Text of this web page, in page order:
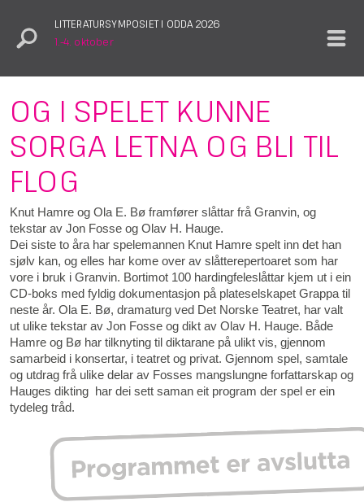
LITTERATURSYMPOSIET I ODDA 2026
1.–4. oktober
OG I SPELET KUNNE
SORGA LETNA OG BLI TIL
FLOG
Knut Hamre og Ola E. Bø framfører slåttar frå Granvin, og
tekstar av Jon Fosse og Olav H. Hauge.
Dei siste to åra har spelemannen Knut Hamre spelt inn det han
sjølv kan, og elles har kome over av slåtterepertoaret som har
vore i bruk i Granvin. Bortimot 100 hardingfeleslåttar kjem ut i ein
CD-boks med fyldig dokumentasjon på plateselskapet Grappa til
neste år. Ola E. Bø, dramaturg ved Det Norske Teatret, har valt
ut ulike tekstar av Jon Fosse og dikt av Olav H. Hauge. Både
Hamre og Bø har tilknyting til diktarane på ulikt vis, gjennom
samarbeid i konsertar, i teatret og privat. Gjennom spel, samtale
og utdrag frå ulike delar av Fosses mangslungne forfattarskap og
Hauges dikting har dei sett saman eit program der spel er ein
tydeleg tråd.